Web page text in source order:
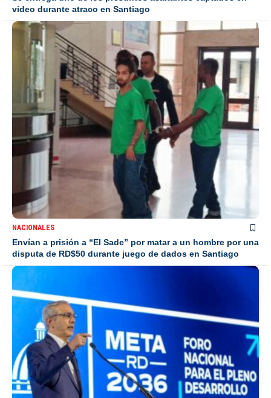
video durante atraco en Santiago
NACIONALES
Envían a prisión a “El Sade” por matar a un hombre por una
disputa de RD$50 durante juego de dados en Santiago